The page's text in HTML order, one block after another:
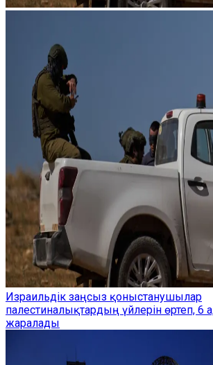
Израильдік заңсыз қоныстанушылар
палестиналықтардың үйлерін өртеп, 6
жаралады